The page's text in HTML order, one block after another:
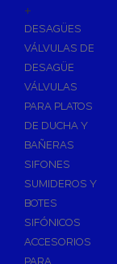
+
DESAGÜES
VÁLVULAS DE
DESAGÜE
VÁLVULAS
PARA PLATOS
DE DUCHA Y
BAÑERAS
SIFONES
SUMIDEROS Y
BOTES
SIFÓNICOS
ACCESORIOS
PARA